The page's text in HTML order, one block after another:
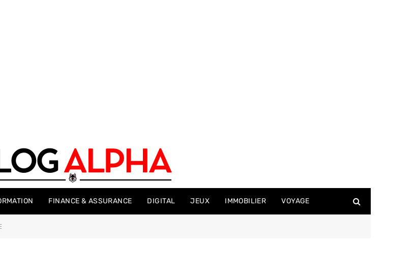
FINANCE & ASSURANCE DIGITAL JEUX IMMOBILIER VOYAGE